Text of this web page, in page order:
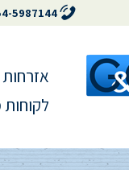
5987144